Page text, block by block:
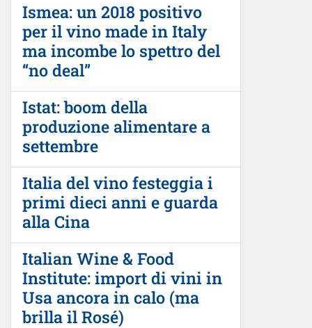
Ismea: un 2018 positivo
per il vino made in Italy
ma incombe lo spettro del
“no deal”
Istat: boom della
produzione alimentare a
settembre
Italia del vino festeggia i
primi dieci anni e guarda
alla Cina
Italian Wine & Food
Institute: import di vini in
Usa ancora in calo (ma
brilla il Rosé)